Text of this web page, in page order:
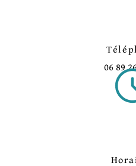
06 89